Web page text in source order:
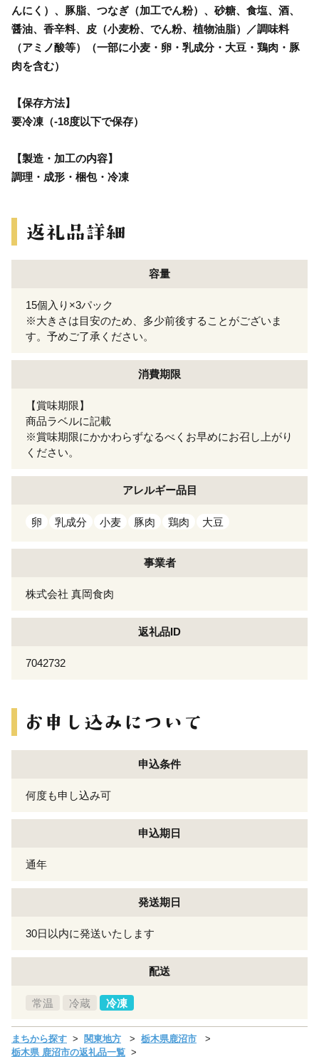
んにく）、豚脂、つなぎ（加工でん粉）、砂糖、食塩、酒、
醤油、香辛料、皮（小麦粉、でん粉、植物油脂）／調味料
（アミノ酸等）（一部に小麦・卵・乳成分・大豆・鶏肉・豚
肉を含む）
【保存方法】
要冷凍（-18度以下で保存）
【製造・加工の内容】
調理・成形・梱包・冷凍
容量
15個入り×3パック
※大きさは目安のため、多少前後することがございま
す。予めご了承ください。
消費期限
【賞味期限】
商品ラベルに記載
※賞味期限にかかわらずなるべくお早めにお召し上がり
ください。
アレルギー品目
卵 乳成分 小麦 豚肉 鶏肉 大豆
事業者
株式会社 真岡食肉
返礼品ID
7042732
申込条件
何度も申し込み可
申込期日
通年
発送期日
30日以内に発送いたします
配送
常温 冷蔵 冷凍
まちから探す 関東地方
栃木県鹿沼市
栃木県 鹿沼市の返礼品一覧